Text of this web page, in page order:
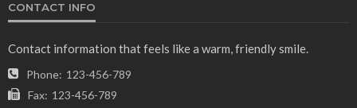
CONTACT INFO
Contact information that feels like a warm, friendly smile.
Phone: 123-456-789
Fax: 123-456-789